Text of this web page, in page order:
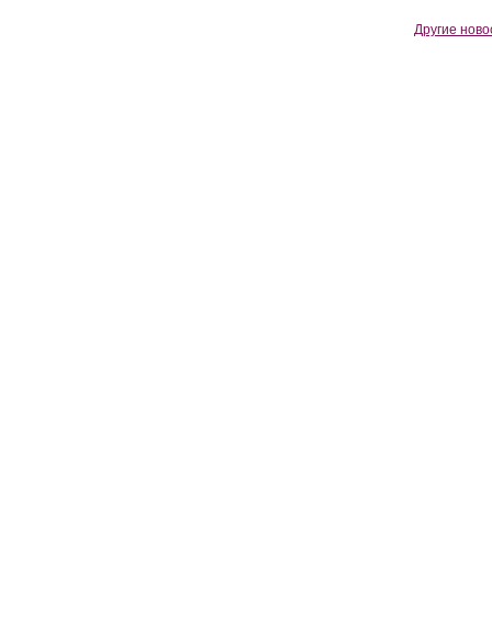
Другие